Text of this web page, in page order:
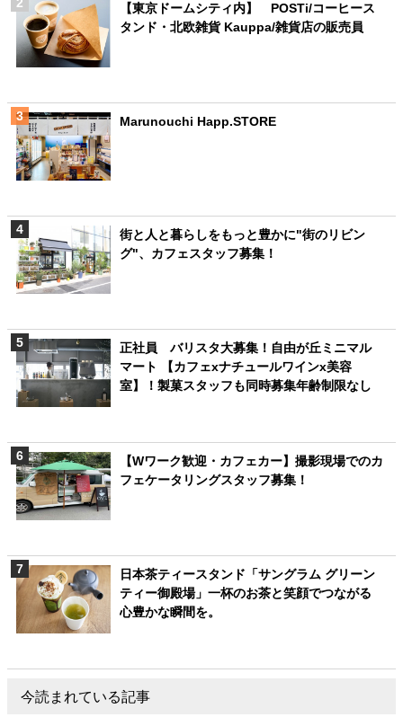
【東京ドームシティ内】 POSTi/コーヒース
タンド・北欧雑貨 Kauppa/雑貨店の販売員
Marunouchi Happ.STORE
街と人と暮らしをもっと豊かに"街のリビン
グ"、カフェスタッフ募集！
正社員 バリスタ大募集！自由が丘ミニマル
マート 【カフェxナチュールワインx美容
室】！製菓スタッフも同時募集年齢制限なし
【Wワーク歓迎・カフェカー】撮影現場でのカ
フェケータリングスタッフ募集！
日本茶ティースタンド「サングラム グリーン
ティー御殿場」一杯のお茶と笑顔でつながる
心豊かな瞬間を。
今読まれている記事